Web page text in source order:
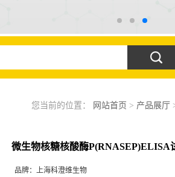
您当前的位置： 网站首页 > 产品展厅
微生物核糖核酸酶P(RNASEP)ELISA
品牌： 上海科澄维生物